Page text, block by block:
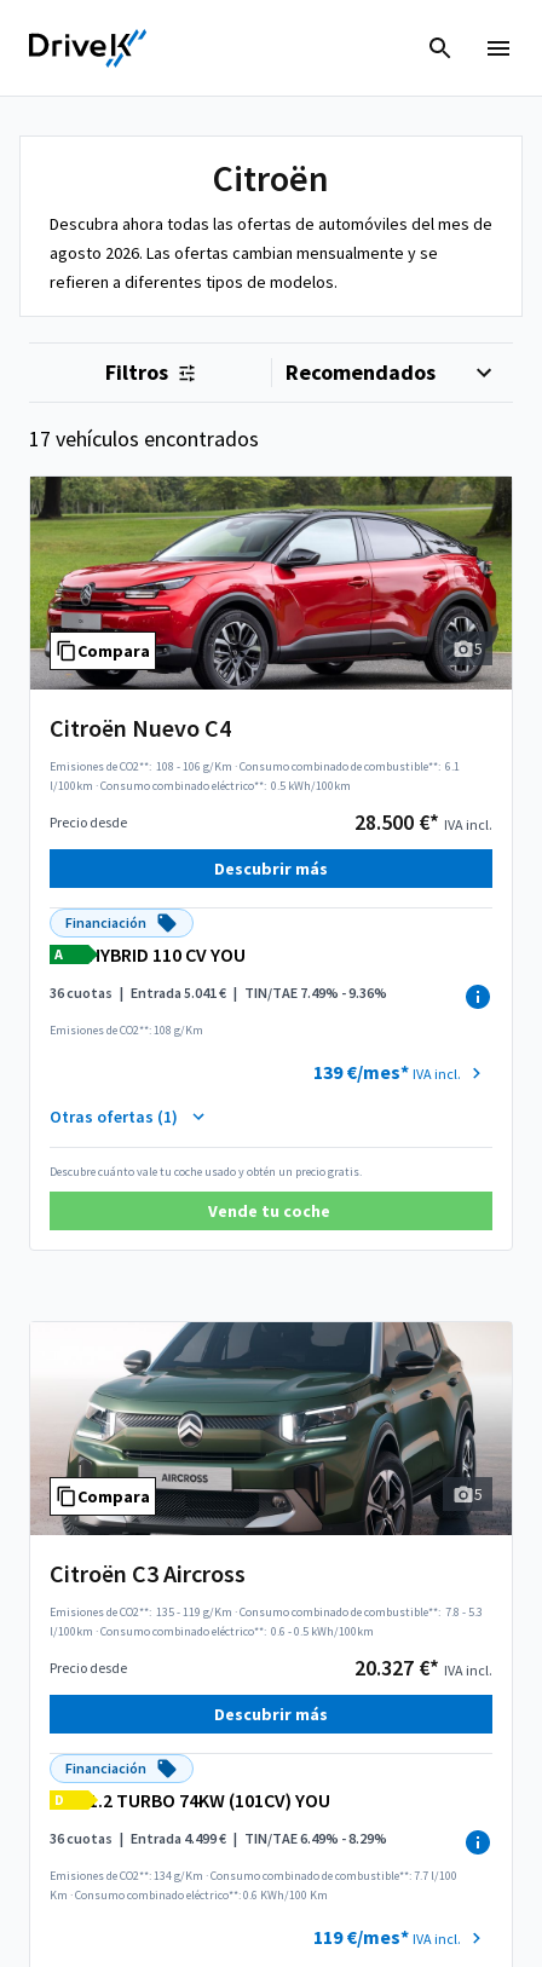
Citroën
Descubra ahora todas las ofertas de automóviles del mes de
agosto 2026. Las ofertas cambian mensualmente y se
refieren a diferentes tipos de modelos.
Filtros
17 vehículos encontrados
Compara 5
Citroën Nuevo C4
Emisiones de CO2**: 108 - 106 g/Km ·Consumo combinado de combustible**: 6.1
l/100km ·Consumo combinado eléctrico**: 0.5 kWh/100km
Precio desde 28.500 €* IVA incl.
Descubrir más
Financiación
A
HYBRID 110 CV YOU
36 cuotas | Entrada 5.041 € | TIN/TAE 7.49% - 9.36%
Emisiones de CO2**: 108 g/Km
139 €/mes* IVA incl.
Otras ofertas (1)
Descubre cuánto vale tu coche usado y obtén un precio gratis.
Vende tu coche
Compara 5
Citroën C3 Aircross
Emisiones de CO2**: 135 - 119 g/Km ·Consumo combinado de combustible**: 7.8 - 5.3
l/100km ·Consumo combinado eléctrico**: 0.6 - 0.5 kWh/100km
Precio desde 20.327 €* IVA incl.
Descubrir más
Financiación
D
1.2 TURBO 74KW (101CV) YOU
36 cuotas | Entrada 4.499 € | TIN/TAE 6.49% - 8.29%
Emisiones de CO2**: 134 g/Km ·Consumo combinado de combustible**: 7.7 l/100
Km ·Consumo combinado eléctrico**: 0.6 KWh/100 Km
119 €/mes* IVA incl.